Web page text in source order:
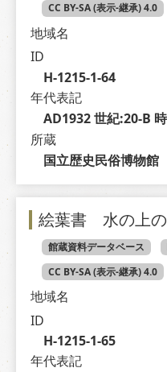
CC BY-SA (表示-継承) 4.0
地域名
ID
H-1215-1-64
年代表記
AD1932 世紀:20-B
所蔵
国立歴史民俗博物館
絵葉書 水の上
館蔵資料データベース
CC BY-SA (表示-継承) 4.0
地域名
ID
H-1215-1-65
年代表記